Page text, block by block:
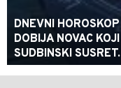
DNEVNI
DOBIJA NOVAC
SUDBINSKI